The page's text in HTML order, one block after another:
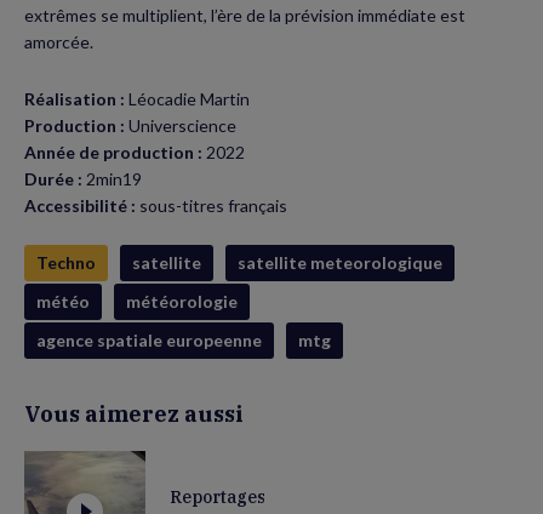
extrêmes se multiplient, l’ère de la prévision immédiate est
amorcée.
Réalisation : Léocadie Martin
Production : Universcience
Année de production : 2022
Durée : 2min19
Accessibilité : sous-titres français
Techno satellite
satellite meteorologique
météo
météorologie
agence spatiale europeenne
mtg
Vous aimerez aussi
Reportages